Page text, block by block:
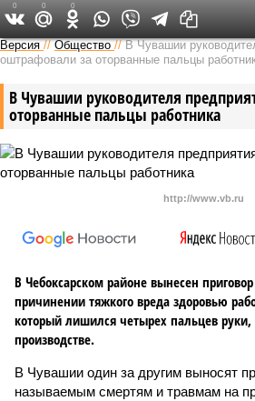
Версия в Чувашии
Версия //Общество //В Чувашии
оштрафовали за оторванные пальцы
В Чувашии руководителя
оторванные пальцы работника
http://www.vb.ru
В Чебоксарском районе вынесен
причинении тяжкого вреда здоровью
который лишился четырех пальцев руки,
производстве.
В Чувашии один за другим выносят
называемым смертям и травмам на
0 0 0